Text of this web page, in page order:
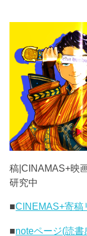
稿|CINAMAS+映
研究中
■CINEMAS+寄稿
■noteページ(読